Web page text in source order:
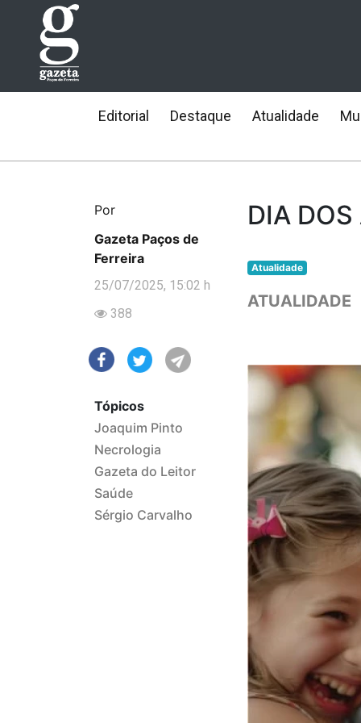
Editorial Destaque Atualidade
Por
Gazeta Paços de
Ferreira
25/07/2025, 15:02 h
388
Tópicos
Joaquim Pinto
Necrologia
Gazeta do Leitor
Saúde
Sérgio Carvalho
DIA DOS
Atualidade
ATUALIDADE